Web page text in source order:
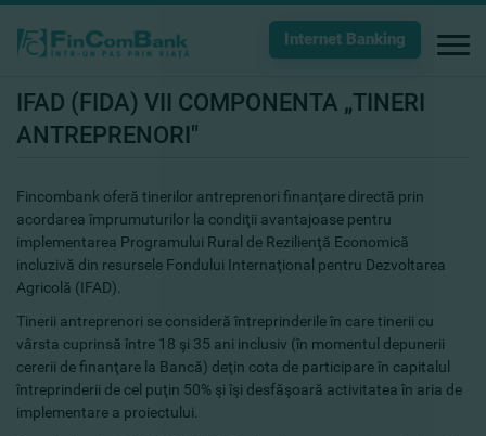
Internet Banking
IFAD (FIDA) VII COMPONENTA „TINERI
ANTREPRENORI"
Fincombank oferă tinerilor antreprenori finanţare directă prin
acordarea împrumuturilor la condiţii avantajoase pentru
implementarea Programului Rural de Rezilienţă Economică
incluzivă din resursele Fondului Internaţional pentru Dezvoltarea
Agricolă (IFAD).
Tinerii antreprenori se consideră întreprinderile în care tinerii cu
vârsta cuprinsă între 18 şi 35 ani inclusiv (în momentul depunerii
cererii de finanţare la Bancă) deţin cota de participare în capitalul
întreprinderii de cel puţin 50% şi îşi desfăşoară activitatea în aria de
implementare a proiectului.